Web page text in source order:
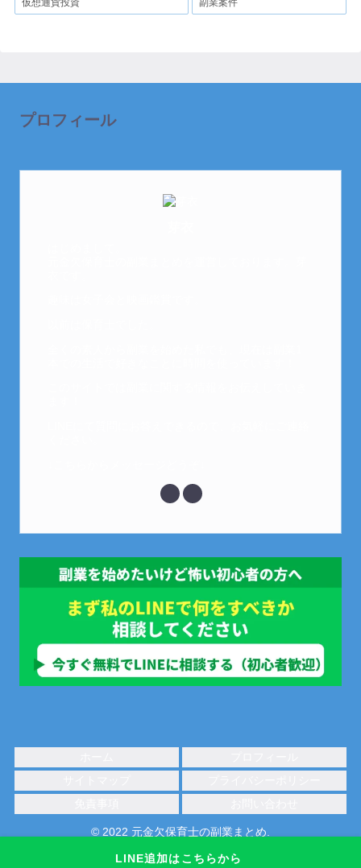
LINE追加はこちらから
プロフィール
© 2022 元金欠保育士の副業まとめ.